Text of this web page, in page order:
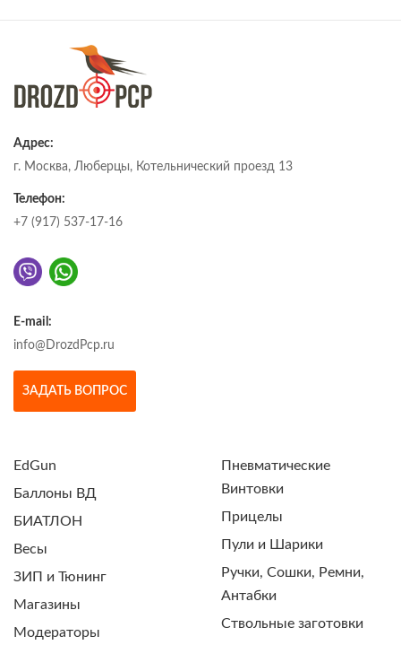
Адрес:
г. Москва, Люберцы, Котельнический проезд 13
Телефон:
+7 (917) 537-17-16
E-mail:
info@DrozdPcp.ru
ЗАДАТЬ ВОПРОС
EdGun
Баллоны ВД
БИАТЛОН
Весы
ЗИП и Тюнинг
Магазины
Модераторы
Пневматические
Винтовки
Прицелы
Пули и Шарики
Ручки, Сошки, Ремни,
Антабки
Ствольные заготовки